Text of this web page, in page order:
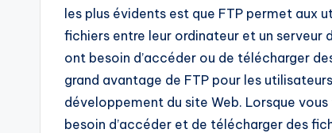
les plus évidents est que FTP permet aux
fichiers entre leur ordinateur et un
ont besoin d’accéder ou de télécharger
grand avantage de FTP pour les
développement du site Web. Lorsque
besoin d’accéder et de télécharger des